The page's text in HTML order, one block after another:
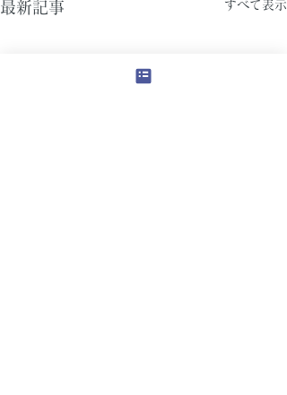
最新記事 すべて表示